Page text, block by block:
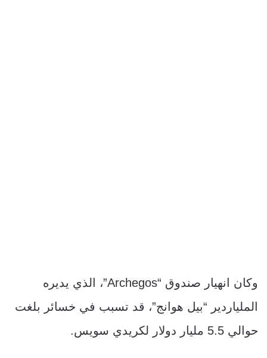
وكان انهيار صندوق “Archegos”، الذي يديره
الملياردير “بيل هوانج”، قد تسبب في خسائر بلغت
حوالي 5.5 مليار دولار لكريدي سويس.